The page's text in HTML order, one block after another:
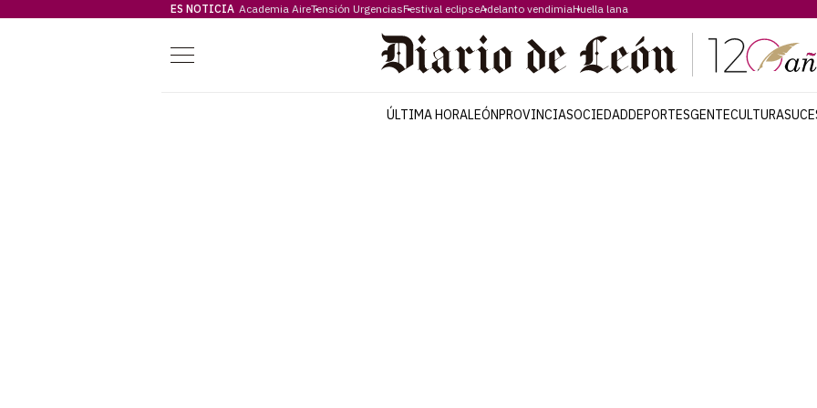
ES NOTICIA Academia AireTensión UrgenciasFestival eclipseAdelanto vendimiaHuella lana
Menú
ÚLTIMA HORALEÓNPROVINCIASOCIEDADDEPORTESGENTECULTURA